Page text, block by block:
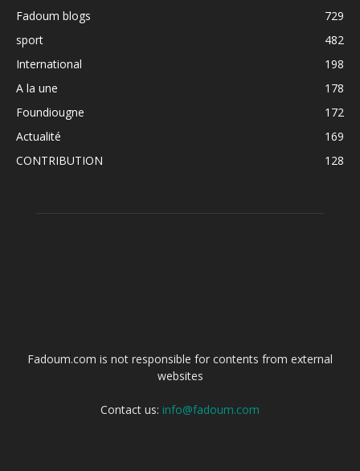
Fadoum blogs
729
sport
482
International
198
A la une
178
Foundiougne
172
Actualité
169
CONTRIBUTION
128
Fadoum.com is not responsible for contents from external
websites
Contact us: info@fadoum.com